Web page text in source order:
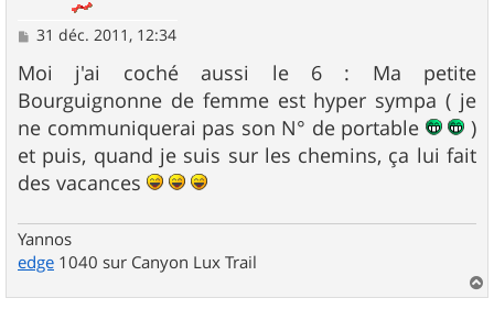
M
s
s
a
g
e
31 déc. 2011, 12:34
Moi j'ai coché aussi le 6 : Ma petite
Bourguignonne de femme est hyper sympa ( je
ne communiquerai pas son N° de portable
)
et puis, quand je suis sur les chemins, ça lui fait
des vacances
Yannos
edge 1040 sur Canyon Lux Trail
a